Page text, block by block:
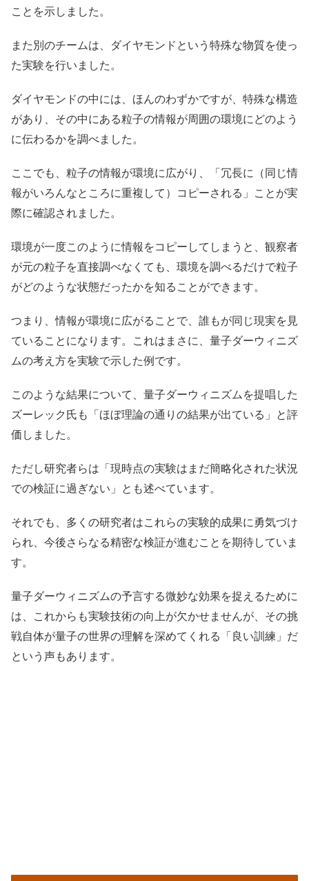
ことを示しました。
また別のチームは、ダイヤモンドという特殊な物質を使っ
た実験を行いました。
ダイヤモンドの中には、ほんのわずかですが、特殊な構造
があり、その中にある粒子の情報が周囲の環境にどのよう
に伝わるかを調べました。
ここでも、粒子の情報が環境に広がり、「冗長に（同じ情
報がいろんなところに重複して）コピーされる」ことが実
際に確認されました。
環境が一度このように情報をコピーしてしまうと、観察者
が元の粒子を直接調べなくても、環境を調べるだけで粒子
がどのような状態だったかを知ることができます。
つまり、情報が環境に広がることで、誰もが同じ現実を見
ていることになります。これはまさに、量子ダーウィニズ
ムの考え方を実験で示した例です。
このような結果について、量子ダーウィニズムを提唱した
ズーレック氏も「ほぼ理論の通りの結果が出ている」と評
価しました。
ただし研究者らは「現時点の実験はまだ簡略化された状況
での検証に過ぎない」とも述べています。
それでも、多くの研究者はこれらの実験的成果に勇気づけ
られ、今後さらなる精密な検証が進むことを期待していま
す。
量子ダーウィニズムの予言する微妙な効果を捉えるために
は、これからも実験技術の向上が欠かせませんが、その挑
戦自体が量子の世界の理解を深めてくれる「良い訓練」だ
という声もあります。